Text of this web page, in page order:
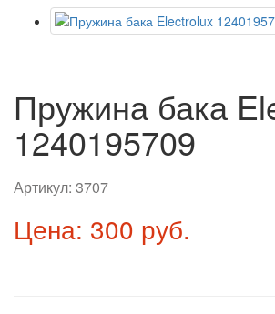
Пружина бака
1240195709
Артикул: 3707
Цена: 300 руб.